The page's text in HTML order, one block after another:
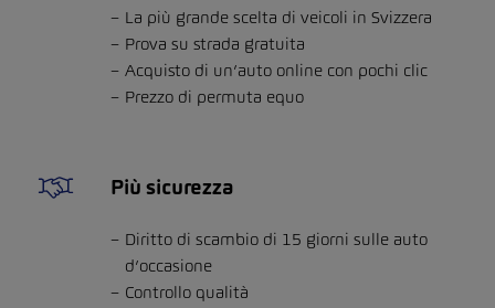
La più grande scelta di veicoli in Svizzera
Prova su strada gratuita
Acquisto di un’auto online con pochi clic
Prezzo di permuta equo
Più sicurezza
Diritto di scambio di 15 giorni sulle auto
d’occasione
Controllo qualità